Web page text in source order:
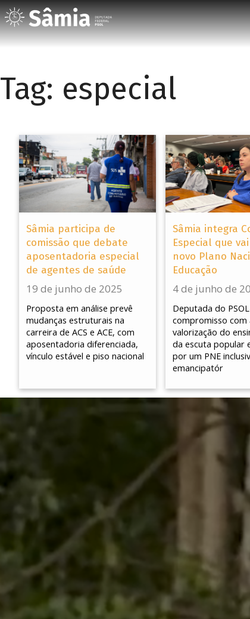
Tag: especial
Sâmia participa de
comissão que debate
aposentadoria especial
de agentes de saúde
19 de junho de 2025
Proposta em análise prevê
mudanças estruturais na
carreira de ACS e ACE, com
aposentadoria diferenciada,
vínculo estável e piso nacional
Sâmia integra
Especial que
novo Plano
Educação
4 de junho de
Deputada do
compromisso com
valorização do
da escuta popular
por um PNE
emancipatór